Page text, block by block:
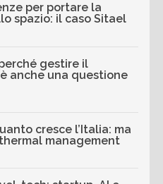
per portare la
spazio: il caso Sitael
gestire il
anche una questione
cresce l’Italia: ma
management